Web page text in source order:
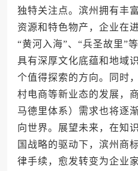
独特关注点。滨州拥有丰
资源和特色物产，企业在
“黄河入海”、“兵圣故里”
具有深厚文化底蕴和地域
个值得探索的方向。同时
村电商等新业态的发展，
马德里体系）需求也将逐
向世界。展望未来，在知
国战略的驱动下，滨州商
律手续，愈发转变为企业